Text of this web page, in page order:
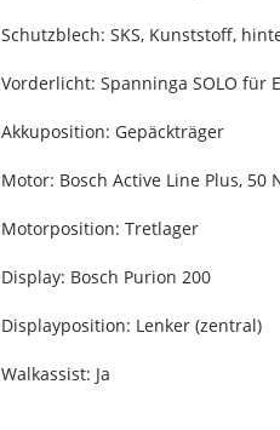
Schutzblech: SKS, Kunststoff,
Vorderlicht: Spanninga SOLO für
Akkuposition: Gepäckträger
Motor: Bosch Active Line Plus, 50
Motorposition: Tretlager
Display: Bosch Purion 200
Displayposition: Lenker (zentral)
Walkassist: Ja